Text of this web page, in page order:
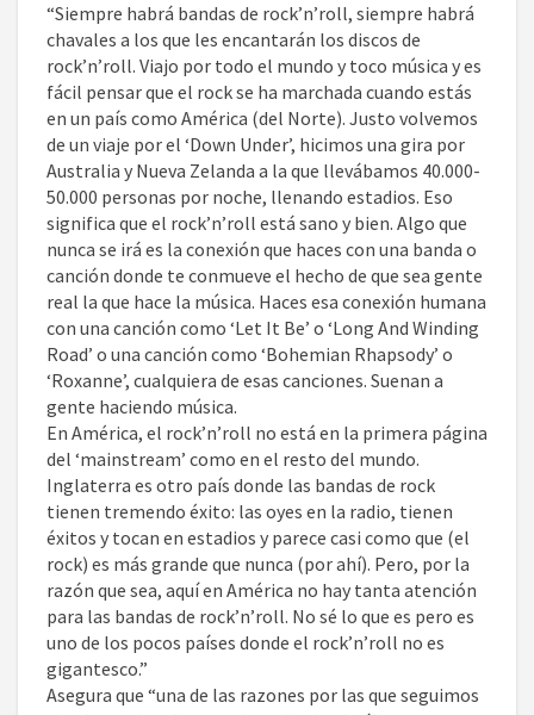
“Siempre habrá bandas de rock’n’roll, siempre habrá
chavales a los que les encantarán los discos de
rock’n’roll. Viajo por todo el mundo y toco música y es
fácil pensar que el rock se ha marchada cuando estás
en un país como América (del Norte). Justo volvemos
de un viaje por el ‘Down Under’, hicimos una gira por
Australia y Nueva Zelanda a la que llevábamos 40.000-
50.000 personas por noche, llenando estadios. Eso
significa que el rock’n’roll está sano y bien. Algo que
nunca se irá es la conexión que haces con una banda o
canción donde te conmueve el hecho de que sea gente
real la que hace la música. Haces esa conexión humana
con una canción como ‘Let It Be’ o ‘Long And Winding
Road’ o una canción como ‘Bohemian Rhapsody’ o
‘Roxanne’, cualquiera de esas canciones. Suenan a
gente haciendo música.
En América, el rock’n’roll no está en la primera página
del ‘mainstream’ como en el resto del mundo.
Inglaterra es otro país donde las bandas de rock
tienen tremendo éxito: las oyes en la radio, tienen
éxitos y tocan en estadios y parece casi como que (el
rock) es más grande que nunca (por ahí). Pero, por la
razón que sea, aquí en América no hay tanta atención
para las bandas de rock’n’roll. No sé lo que es pero es
uno de los pocos países donde el rock’n’roll no es
gigantesco.”
Asegura que “una de las razones por las que seguimos